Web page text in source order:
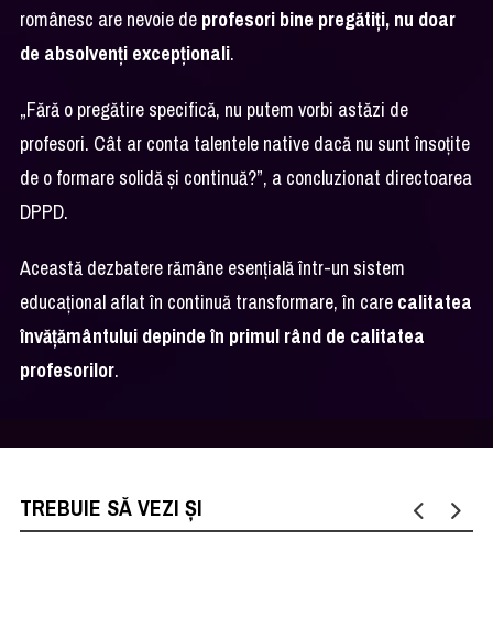
românesc are nevoie de profesori bine pregătiți, nu doar
de absolvenți excepționali.
„Fără o pregătire specifică, nu putem vorbi astăzi de
profesori. Cât ar conta talentele native dacă nu sunt însoțite
de o formare solidă și continuă?”, a concluzionat directoarea
DPPD.
Această dezbatere rămâne esențială într-un sistem
educațional aflat în continuă transformare, în care calitatea
învățământului depinde în primul rând de calitatea
profesorilor.
TREBUIE SĂ VEZI ȘI